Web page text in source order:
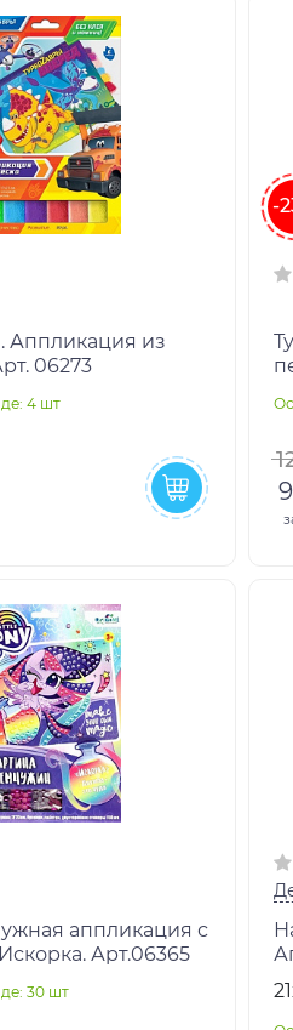
Аппликация из
06273
4 шт
-
аппликация с
Арт.06365
30 шт